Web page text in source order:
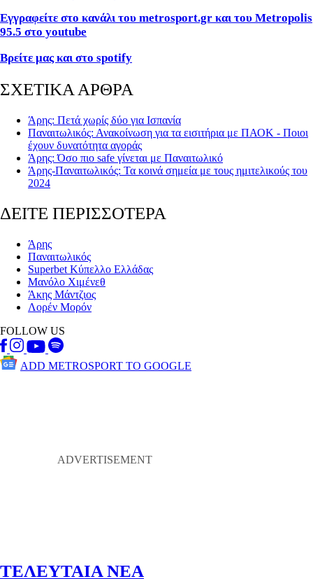
Εγγραφείτε στο κανάλι του metrosport.gr και του Metropolis
95.5 στο youtube
Βρείτε μας και στο spotify
ΣΧΕΤΙΚΑ ΑΡΘΡΑ
Άρης: Πετά χωρίς δύο για Ισπανία
Παναιτωλικός: Ανακοίνωση για τα εισιτήρια με ΠΑΟΚ - Ποιοι
έχουν δυνατότητα αγοράς
Άρης: Όσο πιο safe γίνεται με Παναιτωλικό
Άρης-Παναιτωλικός: Τα κοινά σημεία με τους ημιτελικούς του
2024
ΔΕΙΤΕ ΠΕΡΙΣΣΟΤΕΡΑ
Άρης
Παναιτωλικός
Superbet Κύπελλο Ελλάδας
Μανόλο Χιμένεθ
Άκης Μάντζιος
Λορέν Μορόν
FOLLOW US
ADD METROSPORT TO GOOGLE
ΤΕΛΕΥΤΑΙΑ ΝΕΑ